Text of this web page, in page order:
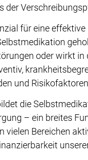
für eine
oder wirkt
und
die
– ein breites
vielen Bereichen